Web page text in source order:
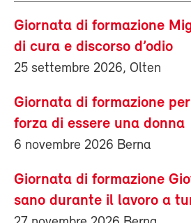
Giornata di formazione
di cura e discorso d’odio
25 settembre 2026, Olten
Giornata di formazione
forza di essere una donna
6 novembre 2026 Berna
Giornata di formazione
sano durante il lavoro a